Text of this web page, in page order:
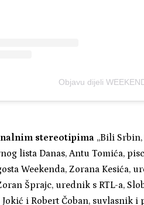
Objavu dijeli
stereotipima„Bili Srbin,
lista Danas, Antu Tomića,
Weekenda, Zorana Kesića,
Šprajc, urednik s RTL-a,
i Robert Čoban, suvlasnik i